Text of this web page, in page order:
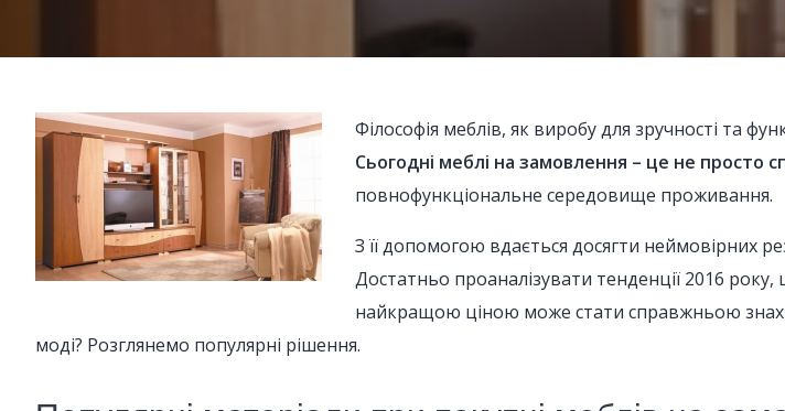
Філософія меблів, як виробу для зручності та
Сьогодні меблі на замовлення – це не просто
повнофункціональне середовище проживання.
З її допомогою вдається досягти неймовірних
Достатньо проаналізувати тенденції 2016
найкращою ціною може стати справжньою
моді? Розглянемо популярні рішення.